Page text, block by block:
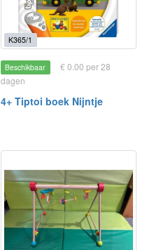
K365/1
Beschikbaar
€ 0.00 per 28
dagen
4+ Tiptoi boek Nijntje